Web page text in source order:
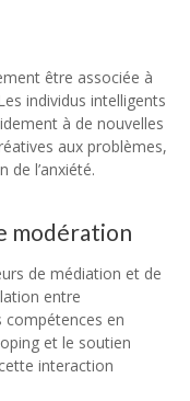
être associée à
individus intelligents
à de nouvelles
aux problèmes,
de l’anxiété.
modération
de médiation et de
entre
compétences en
et le soutien
interaction